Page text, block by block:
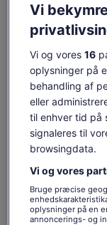
Prisen
er
187 kr.
pr.
voksen
187 kr.
inkl. skatter og gebyrer
pr. voksen
Indholdet
Se
Giv os
Hvad
er ikke
Autoriseret
Godt at
Vi
Vi og vores 16
oplysninger på
behandling af
eller
til enhver tid på
signaleres til
browsingdata.
Vi og vores
Bruge præcise
oplysninger på en
annoncerings- og